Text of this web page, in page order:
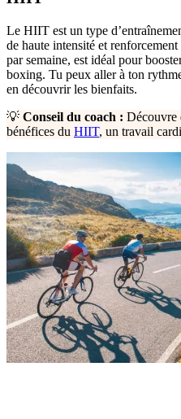
Le HIIT est un type
de haute intensité et
par semaine, est idéal pour
boxing. Tu peux aller à ton
en découvrir les bienfaits.
💡 Conseil du coach : Découvre
bénéfices du HIIT, un travail